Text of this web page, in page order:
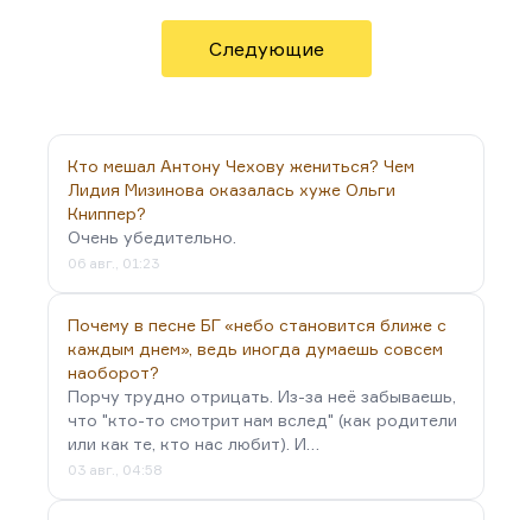
сказать нельзя. Поэт себе ценит и ценит, может,
чересчур. И с этим связаны попытки поэта себя
Окуджавы:«Берегите нас, поэты,…
Следующие
Кто мешал Антону Чехову жениться? Чем
Лидия Мизинова оказалась хуже Ольги
Книппер?
Очень убедительно.
06 авг., 01:23
Почему в песне БГ «небо становится ближе с
каждым днем», ведь иногда думаешь совсем
наоборот?
Порчу трудно отрицать. Из-за неё забываешь,
что "кто-то смотрит нам вслед" (как родители
или как те, кто нас любит). И…
03 авг., 04:58